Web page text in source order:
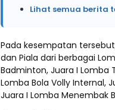
Lihat semua berita
Pada kesempatan
dan Piala dari berbagai
Badminton, Juara I Lomba
Lomba Bola Volly Internal,
Juara I Lomba Menembak